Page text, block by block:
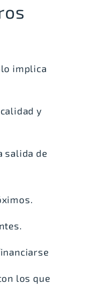
implica
y
salida de
los que